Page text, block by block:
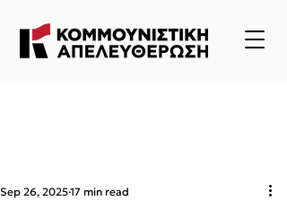
Sep 26, 202517 min read